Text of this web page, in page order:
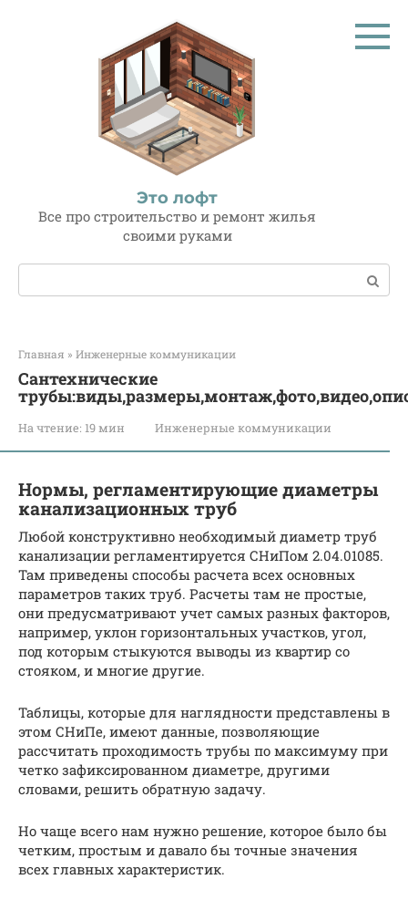
Это лофт
Все про строительство и ремонт жилья
своими руками
Поиск:
Главная » Инженерные коммуникации
Сантехнические
На чтение: 19 мин Инженерные коммуникации
Нормы, регламентирующие диаметры
канализационных труб
Любой конструктивно необходимый диаметр труб
канализации регламентируется СНиПом 2.04.01085.
Там приведены способы расчета всех основных
параметров таких труб. Расчеты там не простые,
они предусматривают учет самых разных факторов,
например, уклон горизонтальных участков, угол,
под которым стыкуются выводы из квартир со
стояком, и многие другие.
Таблицы, которые для наглядности представлены в
этом СНиПе, имеют данные, позволяющие
рассчитать проходимость трубы по максимуму при
четко зафиксированном диаметре, другими
словами, решить обратную задачу.
Но чаще всего нам нужно решение, которое было бы
четким, простым и давало бы точные значения
всех главных характеристик.